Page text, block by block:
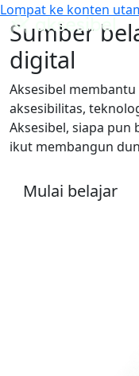
Lompat ke konten
Sumber
digital
Aksesibel
aksesibilitas,
Aksesibel, siapa pun
ikut membangun
Mulai belajar